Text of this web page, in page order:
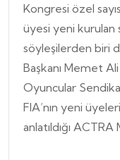
Kongresi özel
üyesi yeni kurulan
söyleşilerden biri
Başkanı Memet
Oyuncular
FIA’nın yeni
anlatıldığı